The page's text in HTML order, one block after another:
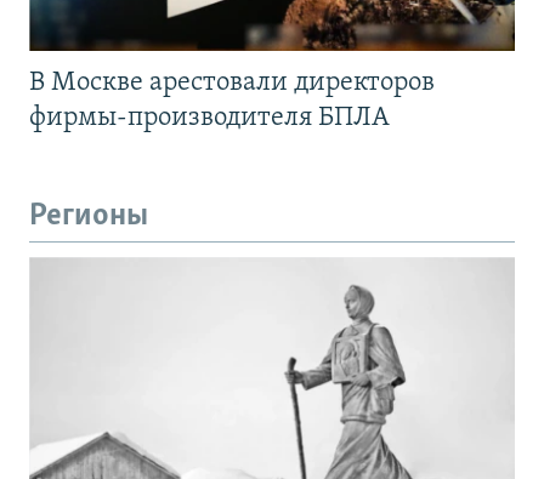
В Москве арестовали директоров
фирмы-производителя БПЛА
Регионы